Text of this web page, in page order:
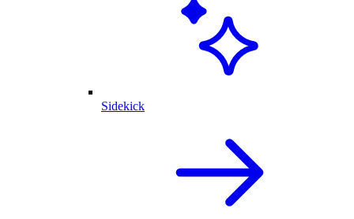
Sidekick